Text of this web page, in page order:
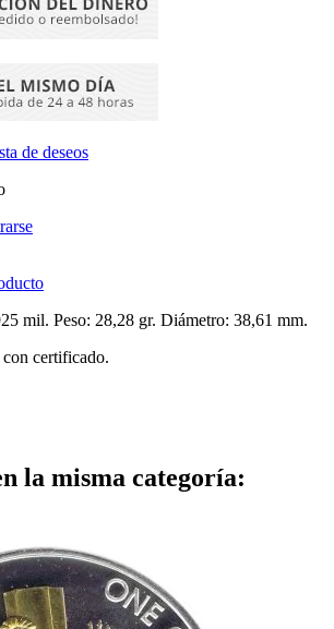
de deseos
mil. Peso: 28,28 gr. Diámetro: 38,61 mm.
certificado.
la misma categoría: